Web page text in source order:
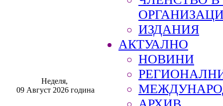
Неделя,
09 Август 2026 година
ИЗДАНИЯ
АКТУАЛНО
НОВИНИ